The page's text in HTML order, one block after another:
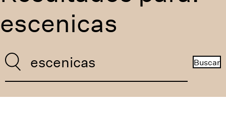
escenicas
Buscar